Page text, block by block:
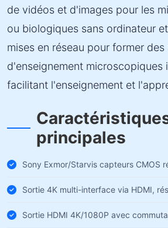
de vidéos et d'images pour les
ou biologiques sans ordinateur
mises en réseau pour former des
d'enseignement microscopiques
facilitant l'enseignement et
principales
Sony Exmor/Starvis capteurs CMOS
Sortie 4K multi-interface via HDMI,
Sortie HDMI 4K/1080P avec